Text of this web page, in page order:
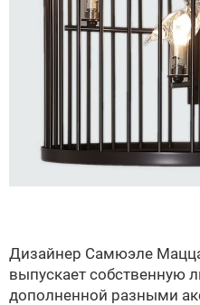
Дизайнер Самюэле
выпускает собственную
дополненной разными